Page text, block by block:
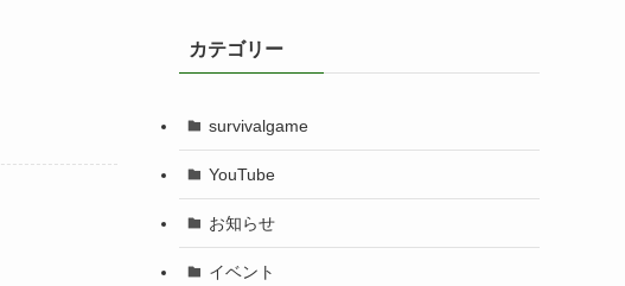
カテゴリー
survivalgame
YouTube
お知らせ
イベント